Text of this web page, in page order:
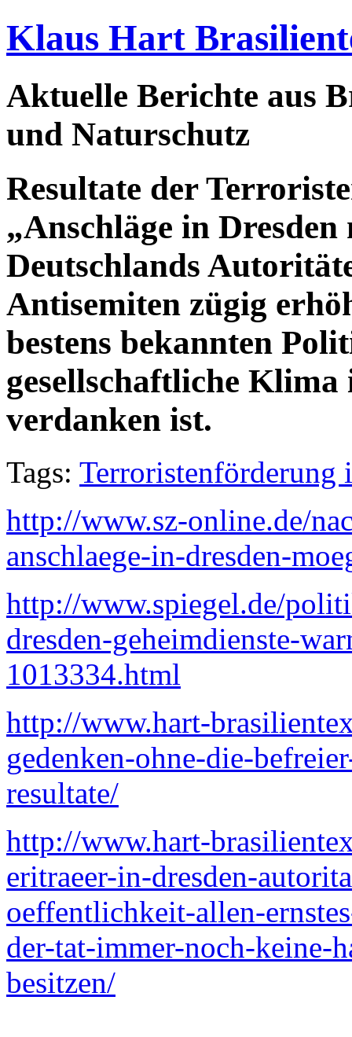
Klaus Hart
Aktuelle Berichte aus
und Naturschutz
Resultate der
„Anschläge in
Deutschlands
Antisemiten zügig
bestens bekannten
gesellschaftliche Klima
verdanken ist.
Tags: Terroristenförderung
http://www.sz-online.de/
anschlaege-in-dresden-
http://www.spiegel.de/
dresden-geheimdienste-
1013334.html
http://www.hart-
gedenken-ohne-die-
resultate/
http://www.hart-
eritraeer-in-dresden-
oeffentlichkeit-allen-
der-tat-immer-noch-keine-
besitzen/